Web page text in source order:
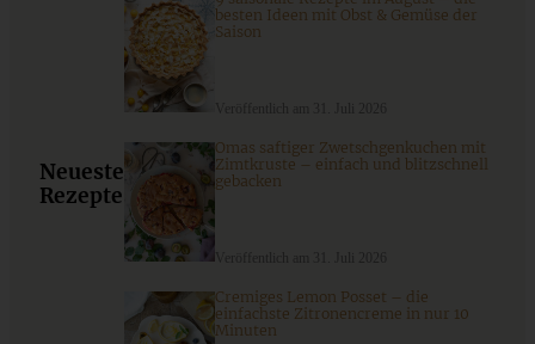
Limetten-Blondies mit Kokos und Pistazie – super fluffig!
ZUM BEITRAG
& Gemüse der Saison
Neueste
Rezepte
besten Ideen mit Obst & Gemüse der
Saison
Omas saftiger Zwetschgenkuchen mit
Zimtkruste – einfach und blitzschnell
gebacken
Veröffentlich am 31. Juli 2026
Cremiges Lemon Posset – die
einfachste Zitronencreme in nur 10
Minuten